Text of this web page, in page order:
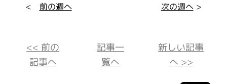
< 前の週へ 次の週へ>
<< 前の
記事へ
記事一
覧へ
新しい記事
へ >>